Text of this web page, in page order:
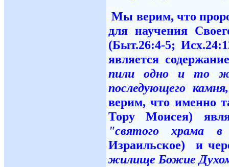
Мы верим,что
для научения
(Быт.26:4-5;
является
пили одно и то же
последующего
верим, что именно
Тору Моисея)
"святого храма в
Израильское) и
жилище Божие